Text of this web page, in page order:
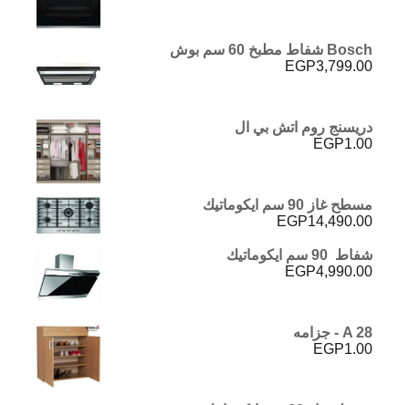
Bosch شفاط مطبخ 60 سم بوش
EGP3,799.00
دريسنج روم اتش بي ال
EGP1.00
مسطح غاز 90 سم ايكوماتيك
EGP14,490.00
شفاط 90 سم ايكوماتيك
EGP4,990.00
A 28 - جزامه
EGP1.00